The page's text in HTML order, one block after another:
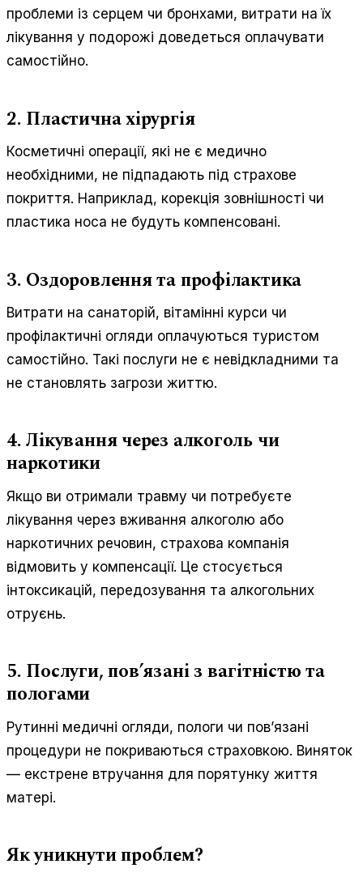
проблеми із серцем чи бронхами, витрати на їх
лікування у подорожі доведеться оплачувати
самостійно.
2. Пластична хірургія
Косметичні операції, які не є медично
необхідними, не підпадають під страхове
покриття. Наприклад, корекція зовнішності чи
пластика носа не будуть компенсовані.
3. Оздоровлення та профілактика
Витрати на санаторій, вітамінні курси чи
профілактичні огляди оплачуються туристом
самостійно. Такі послуги не є невідкладними та
не становлять загрози життю.
4. Лікування через алкоголь чи
наркотики
Якщо ви отримали травму чи потребуєте
лікування через вживання алкоголю або
наркотичних речовин, страхова компанія
відмовить у компенсації. Це стосується
інтоксикацій, передозування та алкогольних
отруєнь.
5. Послуги, пов’язані з вагітністю та
пологами
Рутинні медичні огляди, пологи чи пов’язані
процедури не покриваються страховкою. Виняток
— екстрене втручання для порятунку життя
матері.
Як уникнути проблем?